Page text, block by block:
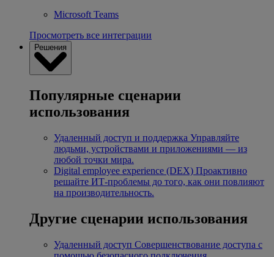
Microsoft Teams
Просмотреть все интеграции
Решения
Популярные сценарии
использования
Удаленный доступ и поддержка Управляйте
людьми, устройствами и приложениями — из
любой точки мира.
Digital employee experience (DEX) Проактивно
решайте ИТ-проблемы до того, как они повлияют
на производительность.
Другие сценарии использования
Удаленный доступ Совершенствование доступа с